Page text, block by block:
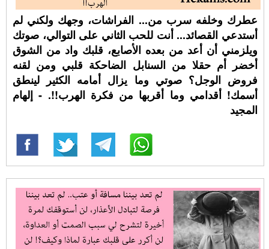
عطرك وخلفه سرب من... الفراشات، وجهك ولكني لم
أستدعي القصائد... أنت للحب الثاني على التوالي، صوتك
ويلزمني أن أعد من بعده الأصابع، قلبك واد من الشوق
أخضر أم حقلا من السنابل الضاحكة قلبي ومن لقنه
فروض الوجل؟ صوتي وما يزال أمامه الكثير لينطق
أسمك! أقدامي وما أقربها من فكرة الهرب!!. - إلهام
المجيد